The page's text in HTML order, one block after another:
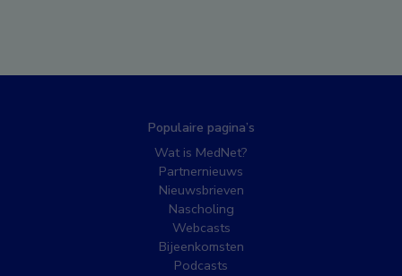
Populaire pagina’s
Wat is MedNet?
Partnernieuws
Nieuwsbrieven
Nascholing
Webcasts
Bijeenkomsten
Podcasts